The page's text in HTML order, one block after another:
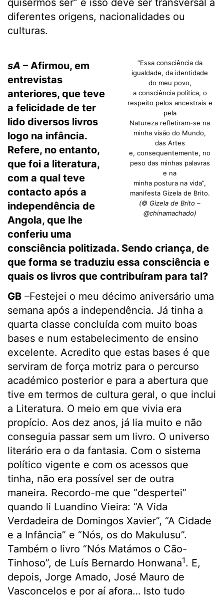
quisermos ser” e isso deve ser transversal a
diferentes origens, nacionalidades ou
culturas.
“Essa consciência da
igualdade, da identidade
do meu povo,
a consciência política, o
respeito pelos ancestrais e
pela
Natureza refletiram-se na
minha visão do Mundo,
das Artes
e, consequentemente, no
peso das minhas palavras
e na
minha postura na vida”,
manifesta Gizela de Brito.
(© Gizela de Brito –
@chinamachado)
sA – Afirmou, em
entrevistas
anteriores, que teve
a felicidade de ter
lido diversos livros
logo na infância.
Refere, no entanto,
que foi a literatura,
com a qual teve
contacto após a
independência de
Angola, que lhe
conferiu uma
consciência politizada. Sendo criança, de
que forma se traduziu essa consciência e
quais os livros que contribuíram para tal?
GB –Festejei o meu décimo aniversário uma
semana após a independência. Já tinha a
quarta classe concluída com muito boas
bases e num estabelecimento de ensino
excelente. Acredito que estas bases é que
serviram de força motriz para o percurso
académico posterior e para a abertura que
tive em termos de cultura geral, o que inclui
a Literatura. O meio em que vivia era
propício. Aos dez anos, já lia muito e não
conseguia passar sem um livro. O universo
literário era o da fantasia. Com o sistema
político vigente e com os acessos que
tinha, não era possível ser de outra
maneira. Recordo-me que “despertei”
quando li Luandino Vieira: “A Vida
Verdadeira de Domingos Xavier”, “A Cidade
e a Infância” e “Nós, os do Makulusu”.
Também o livro “Nós Matámos o Cão-
Tinhoso”, de Luís Bernardo Honwana1. E,
depois, Jorge Amado, José Mauro de
Vasconcelos e por aí afora… Isto tudo